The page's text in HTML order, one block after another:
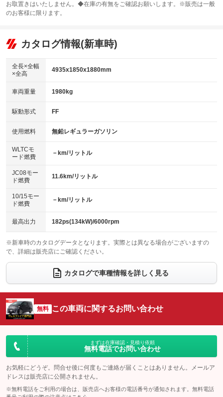
サンルーフ
：装備なし ABS
リフトアップ
：装備なし
：装備なし
パワーウィンドウ
アイドリングストップ
：装備なし
USB入力端子
：装備なし
100V電源
：装備なし
センターデフロック
：装備なし
電動格納ミラー
：装備あり
TV：フルセグ
：装備あり
ビジュアル：-／DVD再生
：装備あり
：装備あり
革シート
キーレス
HID(キセノンライト)
：装備なし
バックカメラ
：装備あり
エアロ
：装備あり
：装備なし
パワーシート
ベンチシート
：装備なし
チップアップシート
：装備なし
：装備なし ：装備なし
ウォークスルー
：装備あり
電動リアゲート フロントカメラ
：装備なし
：装備なし ：装備なし
サイドカメラ
：装備なし ルーフレール
：装備なし
：装備なし
：装備なし
お取置きはいたしません。◆在庫の有無をご確認お願いします。※販売は一般
のお客様に限ります。
カタログ情報(新車時)
全長×全幅
×全高
4935x1850x1880mm
車両重量 1980kg
駆動形式 FF
使用燃料 無鉛レギュラーガソリン
WLTCモ
ード燃費
－km/リットル
JC08モー
ド燃費
11.6km/リットル
10/15モー
ド燃費
－km/リットル
最高出力 182ps(134kW)/6000rpm
※新車時のカタログデータとなります。実際とは異なる場合がございますの
で、詳細は販売店にご確認ください。
カタログで車種情報を詳しく見る
無料 この車両に関するお問い合わせ
まずは在庫確認・見積り依頼
無料電話でお問い合わせ
お気軽にどうぞ。問合せ後に何度もご連絡が届くことはありません。メールア
ドレスは販売店に公開されません。
※無料電話をご利用の場合は、販売店へお客様の電話番号が通知されます。無料電話